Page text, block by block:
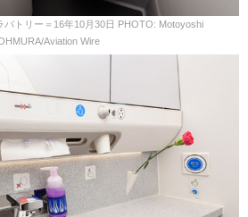
バトリー＝16年10月30日 PHOTO: Motoyoshi
Aviation Wire